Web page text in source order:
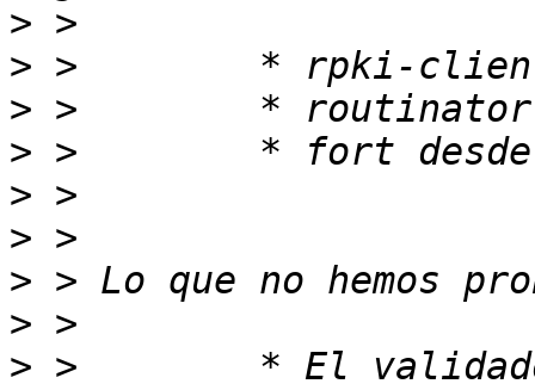
>
>
>
>
>
>
>
>
> >        * El